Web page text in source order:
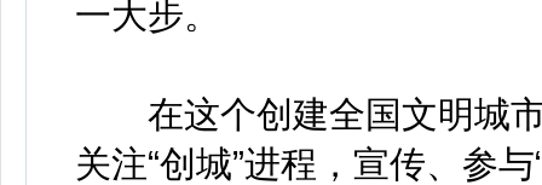
一大步。
在这个创建全国文明城市
关注“创城”进程，宣传、参